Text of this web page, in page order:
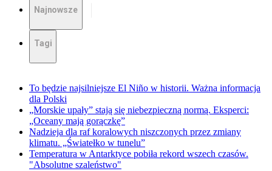
Najnowsze
Tagi
To będzie najsilniejsze El Niño w historii. Ważna informacja
dla Polski
„Morskie upały” stają się niebezpieczną normą. Eksperci:
„Oceany mają gorączkę”
Nadzieja dla raf koralowych niszczonych przez zmiany
klimatu. „Światełko w tunelu”
Temperatura w Antarktyce pobiła rekord wszech czasów.
"Absolutne szaleństwo"